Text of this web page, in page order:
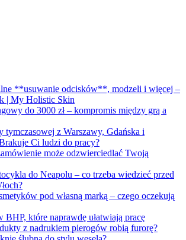
**usuwanie odcisków**, modzeli i więcej –
| My Holistic Skin
do 3000 zł – kompromis między grą a
tymczasowej z Warszawy, Gdańska i
Ci ludzi do pracy?
może odzwierciedlać Twoją
do Neapolu – co trzeba wiedzieć przed
pod własną marką – czego oczekują
BHP, które naprawdę ułatwiają pracę
z nadrukiem pierogów robią furorę?